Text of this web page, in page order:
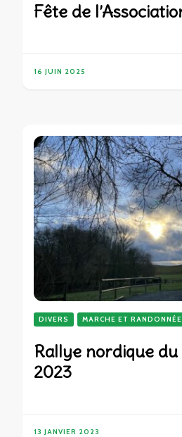
Fête de
16 JUIN 2025
DIVERS MARCHE ET RANDONNÉE
Rallye nordique
2023
13 JANVIER 2023